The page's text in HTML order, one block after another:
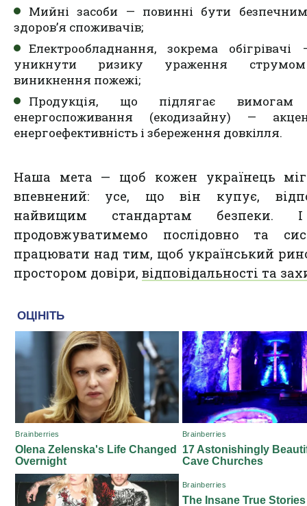
Мийні засоби — повинні бути
здоров’я споживачів;
Електрообладнання, зокрема
уникнути ризику ураження
виникнення пожежі;
Продукція, що підлягає вимогам
енергоспоживання (екодизайну) —
енергоефективність і збереження довкілля.
Наша мета — щоб кожен українець
впевнений: усе, що він купує,
найвищим стандартам
продовжуватимемо послідовно та
працювати над тим, щоб український
простором довіри, відповідальності та